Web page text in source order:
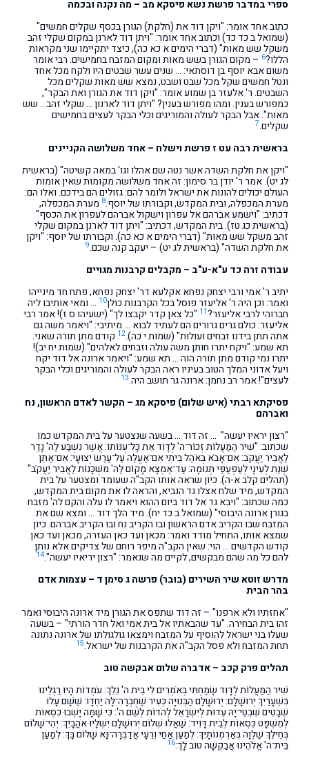
ספרי במדבר פרשת נשא פיסקא מב – מה נקנה ובכמה
כתוב אחד אומר: "ויקן דוד את (חלקת) הגורן בכסף שקלים חמשים"
(שמואל ב כד כד) וכתוב אחד אומר: "ויתן דוד לארנן במקום שקלי זהב
משקל שש מאות" (דברי הימים א כא כה), כיצד יתקיימו שני מקראות
הללו?6 – מקום הגורן בשש מאות ומקום המזבח בחמישים. רבי אומר
משום אבא יוסף בן דוסתאי: … שנים עשר שבטים היו ולקח מכל אחד
ונטל חמשים שקל מכל שבט ושבט, נמצא שש מאות שקלים מכל
השבטים. ר' אלעזר בן שמוע אומר: "ויקן דוד את הגורן ואת הבקר",
כמפורש בענין. ומהו מפורש בענין? "ויתן דוד לארנון … שקלי זהב .. שש
מאות". אבל הבקר לעולה והמוריגים וכלי הבקר לעצים בחמישים
שקלים.7
בראשית רבה עט ז פרשת וישלח – אחד משלושה הקניינים
"ויקן את חלקת השדה אשר נטה שם אהלו וגו' במאה קשיטה" (בראשית
לג יט). אמר ר' יודן בר סימון: זה אחד משלושה מקומות שאין אומות
העולם יכולים להונות את ישראל ולומר להם: גזולים הם בידכם. ואלו הם:
מערת המכפלה, ובית המקדש, וקבורתו של יוסף.8 מערת המכפלה,
דכתיב: "וישמע אברהם אל עפרון וישקול אברהם לעפרון את הכסף"
(בראשית כג טז). בית המקדש, דכתיב: "ויתן דוד לארנן במקום שקלי
זהב משקל שש מאות" (דברי הימים א כא כה). וקבורתו של יוסף: "ויקן
את חלקת השדה" (בראשית לג יט) – יעקב קנה שכם.9
עבודה זרה כד ע"א-ע"ב – מקבלים קרבנות מגויים
יתיב ר' אמי ורבי יצחק נפחא אקלעא דר' יצחק נפחא, פתח חד מינייהו
ואמר: וכן היה ר' אליעזר פוסל בכל הקרבנות כולן10 … ומאי אותיבו ליה
חברוהי לרבי אליעזר?11 "כל צאן קדר יקבצו לך" (ישעיהו ס ז)! אמר רבי
אליעזר: כולם גרים גרורים הם לעתיד לבוא … מיתיבי: "ויאמר משה גם
אתה תתן בידנו זבחים ועולות" (שמות י כה).12 קודם מתן תורה שאני.
תא שמע: "ויקח יתרו חותן משה עולה וזבחים לאלהים" (שמות יח יב)!
יתרו נמי קודם מתן תורה הוה … תא שמע: "ויאמר ארונה אל דוד יקח
ויעל אדוני המלך הטוב בעיניו ראה הבקר לעולה והמוריגים וכלי הבקר
לעצים"! אמר רב נחמן: ארונה גר תושב היה.13
פסיקתא רבתי (איש שלום) פיסקא מג – הקשר לאדם הראשון, נח
ואברהם
"רצון יראיו יעשה" … זה דוד … בשעה שנצטער על בית המקדש כמו
שכתוב: "שִׁיר הַמַּעֲלוֹת זְכוֹר־ה' לְדָוִד אֵת כָּל־עֻנּוֹתוֹ: אֲשֶׁר נִשְׁבַּע לַה' נָדַר
לַאֲבִיר יַעֲקֹב: אִם־אָבֹא בְּאֹהֶל בֵּיתִי אִם־אֶעֱלֶה עַל־עֶרֶשׂ יְצוּעָי: אִם־אֶתֵּן
שְׁנַת לְעֵינָי לְעַפְעַפַּי תְּנוּמָה: עַד־אֶמְצָא מָקוֹם לַה' מִשְׁכָּנוֹת לַאֲבִיר יַעֲקֹב"
(תהלים קלב א-ה). כיון שראה אותו הקב"ה שעומד ומצטער על בית
המקדש, מיד שלח אצלו גד הנביא, והראה לו את מקום בית המקדש,
כמה שכתוב: "ויבא גד אל דוד ביום ההוא ויאמר לו עלה והקם לה' מזבח
בגורן ארונה היבוסי" (שמואל ב כד יח). מיד הלך דוד … ומצא שם את
המזבח שבו הקריב אדם הראשון ובו הקריב נח ובו הקריב אברהם. כיון
שמצא אותו, התחיל מודד ואמר: מכאן ועד כאן העזרה, מכאן ועד כאן
קודש הקדשים … הוי: שאין הקב"ה מיפר רוחם של צדיקים אלא נותן
להם כל מה שהם מבקשים, לקיים מה שנאמר: "רצון יריאיו יעשה".14
מדרש זוטא שיר השירים (בובר) פרשה ג סימן ד – עצמות אדם
בהר הבית
"אחזתיו ולא ארפנו" – זה דוד שתפס את הגורן מיד ארונה היבוסי ואמר
זהו בית הבחירה. "עד שהבאתיו אל בית אמי ואל חדר הורתי" – בשעה
שעלו בני ישראל להוסיף על המזבח וימצאו גולגולתו של ארונה נתונה
תחת המזבח ולא פסל הקב"ה את הקרבנות של ישראל.15
תהלים פרק קכב – אדברה שלום אבקשה טוב
שִׁיר הַמַּעֲלוֹת לְדָוִד שָׂמַחְתִּי בְּאֹמְרִים לִי בֵּית ה' נֵלֵךְ: עֹמְדוֹת הָיוּ רַגְלֵינוּ
בִּשְׁעָרַיִךְ יְרוּשָׁלִָם: יְרוּשָׁלִַם הַבְּנוּיָה כְּעִיר שֶׁחֻבְּרָה־לָּהּ יַחְדָּו: שֶׁשָּׁם עָלוּ
שְׁבָטִים שִׁבְטֵי־יָהּ עֵדוּת לְיִשְׂרָאֵל לְהֹדוֹת לְשֵׁם ה': כִּי שָׁמָּה יָשְׁבוּ כִסְאוֹת
לְמִשְׁפָּט כִּסְאוֹת לְבֵית דָּוִיד: שַׁאֲלוּ שְׁלוֹם יְרוּשָׁלִָם יִשְׁלָיוּ אֹהֲבָיִךְ: יְהִי־שָׁלוֹם
בְּחֵילֵךְ שַׁלְוָה בְּאַרְמְנוֹתָיִךְ: לְמַעַן אַחַי וְרֵעָי אֲדַבְּרָה־נָּא שָׁלוֹם בָּךְ: לְמַעַן
בֵּית־ה' אֱלֹהֵינוּ אֲבַקְשָׁה טוֹב לָךְ:16